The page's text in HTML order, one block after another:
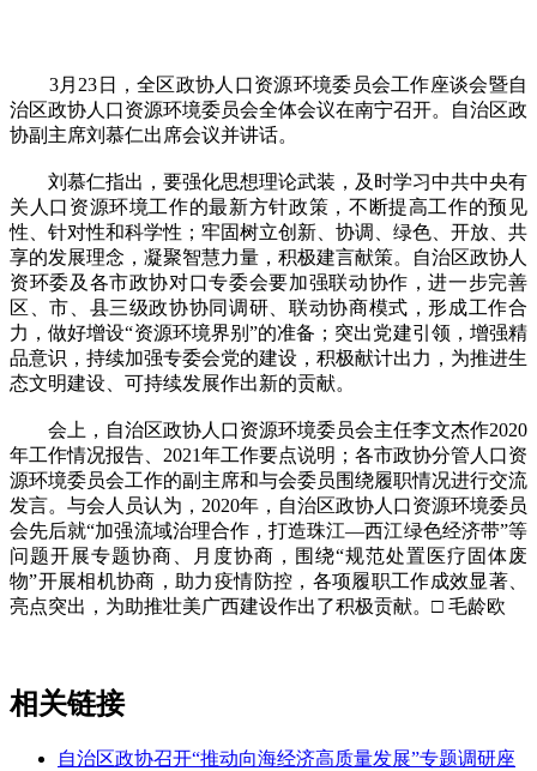
3月23日，全区政协人口资源环境委员会工作座谈会暨自
治区政协人口资源环境委员会全体会议在南宁召开。自治区政
协副主席刘慕仁出席会议并讲话。
刘慕仁指出，要强化思想理论武装，及时学习中共中央有
关人口资源环境工作的最新方针政策，不断提高工作的预见
性、针对性和科学性；牢固树立创新、协调、绿色、开放、共
享的发展理念，凝聚智慧力量，积极建言献策。自治区政协人
资环委及各市政协对口专委会要加强联动协作，进一步完善
区、市、县三级政协协同调研、联动协商模式，形成工作合
力，做好增设“资源环境界别”的准备；突出党建引领，增强精
品意识，持续加强专委会党的建设，积极献计出力，为推进生
态文明建设、可持续发展作出新的贡献。
会上，自治区政协人口资源环境委员会主任李文杰作2020
年工作情况报告、2021年工作要点说明；各市政协分管人口资
源环境委员会工作的副主席和与会委员围绕履职情况进行交流
发言。与会人员认为，2020年，自治区政协人口资源环境委员
会先后就“加强流域治理合作，打造珠江—西江绿色经济带”等
问题开展专题协商、月度协商，围绕“规范处置医疗固体废
物”开展相机协商，助力疫情防控，各项履职工作成效显著、
亮点突出，为助推壮美广西建设作出了积极贡献。□ 毛龄欧
相关链接
自治区政协召开“推动向海经济高质量发展”专题调研座